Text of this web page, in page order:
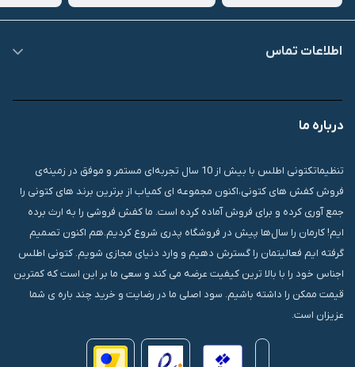
اطلاعات تماس
درباره ما
تنظیماتکتونی اطلس با بیش از 10 سال تجربه‌ای مستمر و موفق در زمینه‌ی
فروش کفش های کتونی،اکنون مجموعه ای کمیاب از برترین برند های کتونی را
جمع آوری کرده و برای فروش آماده کرده است. ما کفش فروشی را به ارث برده
ایم! کارمان را سال‌ها پیش در فروشگاه پدری شروع کردیم.هم اکنون تصمیم
گرفته ایم فعالیتمان را گسترش دهیم و وارد دنیای مجازی شویم. کتونی اطلس
اجناس خود را با بالا ترین کیفیت عرضه می کند و سعی ما بر این است که کمترین
قیمت ممکن را داشته باشیم. سود اصلی ما در رضایت و خرید چند باره ی شما
عزیزان است.